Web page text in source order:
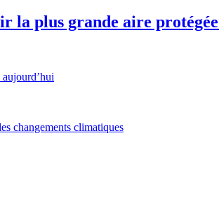
la plus grande aire
changements climatiques